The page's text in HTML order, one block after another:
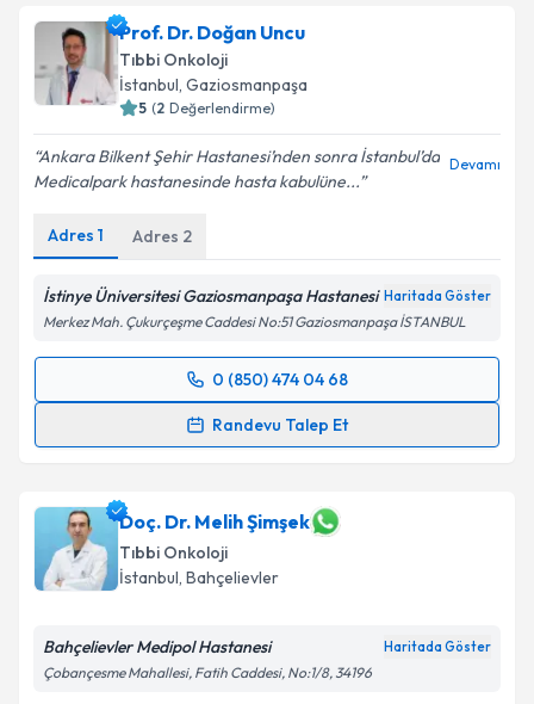
Prof. Dr. Doğan Uncu
Tıbbi Onkoloji
İstanbul, Gaziosmanpaşa
5 (2 Değerlendirme)
Ankara Bilkent Şehir Hastanesi’nden sonra İstanbul’da
Medicalpark hastanesinde hasta kabulüne...
Devamı
Adres 1 Adres 2
İstinye Üniversitesi Gaziosmanpaşa Hastanesi Haritada Göster
Merkez Mah. Çukurçeşme Caddesi No:51 Gaziosmanpaşa İSTANBUL
0 (850) 474 04 68
Randevu Talep Et
Randevu Takvimi Talebi
takvim hazırlandığında e-posta ile bilgilendireceğiz.
E-posta Adresiniz
Kişisel verilerimin işlenmesine ilişkin
Doç. Dr. Melih Şimşek
Tıbbi Onkoloji
İstanbul, Bahçelievler
Bahçelievler Medipol Hastanesi Haritada Göster
Çobançesme Mahallesi, Fatih Caddesi, No:1/8, 34196